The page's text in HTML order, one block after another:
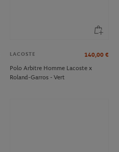
LACOSTE 140,00 €
Polo Arbitre Homme Lacoste x
Roland-Garros - Vert